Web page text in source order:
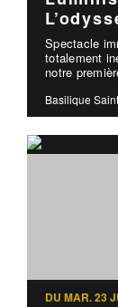
Spectacle
totalement
notre
Basilique
DU MAR. 23